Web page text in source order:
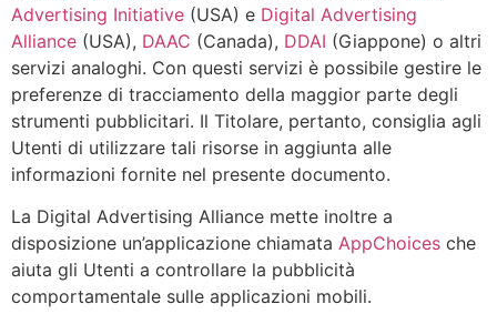
Advertising Initiative (USA) e Digital Advertising
Alliance (USA), DAAC (Canada), DDAI (Giappone) o altri
servizi analoghi. Con questi servizi è possibile gestire le
preferenze di tracciamento della maggior parte degli
strumenti pubblicitari. Il Titolare, pertanto, consiglia agli
Utenti di utilizzare tali risorse in aggiunta alle
informazioni fornite nel presente documento.
La Digital Advertising Alliance mette inoltre a
disposizione un’applicazione chiamata AppChoices che
aiuta gli Utenti a controllare la pubblicità
comportamentale sulle applicazioni mobili.